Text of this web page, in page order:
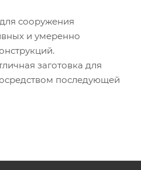
сооружения
и умеренно
заготовка для
последующей